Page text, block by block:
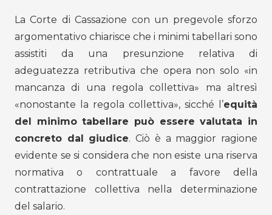
La Corte di Cassazione con un pregevole sforzo
argomentativo chiarisce che i minimi tabellari sono
assistiti da una presunzione relativa di
adeguatezza retributiva che opera non solo «in
mancanza di una regola collettiva» ma altresì
«nonostante la regola collettiva», sicché l’equità
del minimo tabellare può essere valutata in
concreto dal giudice. Ciò è a maggior ragione
evidente se si considera che non esiste una riserva
normativa o contrattuale a favore della
contrattazione collettiva nella determinazione
del salario.